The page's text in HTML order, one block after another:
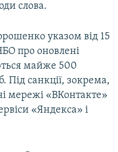
слова.
указом від 15
про оновлені
майже 500
Під санкції, зокрема,
мережі «ВКонтакте»
«Яндекса» і